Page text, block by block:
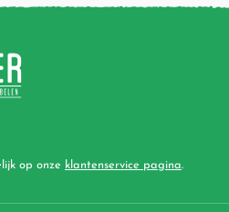
op onze klantenservice pagina.